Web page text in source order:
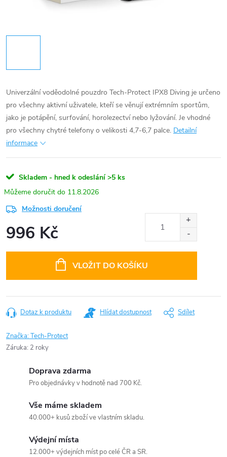
Univerzální voděodolné pouzdro Tech-Protect IPX8 Diving je určeno
pro všechny aktivní uživatele, kteří se věnují extrémním sportům,
jako je potápění, surfování, horolezectví nebo lyžování. Je vhodné
pro všechny chytré telefony o velikosti 4,7-6,7 palce. Detailní
informace
Skladem - hned k odeslání >5 ks
11.8.2026
Možnosti doručení
996 Kč
VLOŽIT DO KOŠÍKU
Dotaz k produktu Hlídat dostupnost Sdílet
Značka:Tech-Protect
Záruka: 2 roky
Doprava zdarma
Pro objednávky v hodnotě nad 700 Kč.
Vše máme skladem
40.000+ kusů zboží ve vlastním skladu.
Výdejní místa
12.000+ výdejních míst po celé ČR a SR.